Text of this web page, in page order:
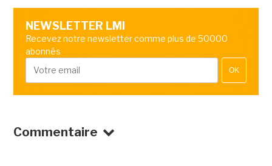
NEWSLETTER LMI
Recevez notre newsletter comme plus de 50000
abonnés
OK
Commentaire